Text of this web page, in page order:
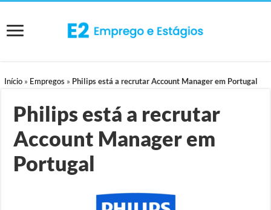
Início » Empregos » Philips está a recrutar Account Manager em Portugal
Philips está a recrutar
Account Manager em
Portugal